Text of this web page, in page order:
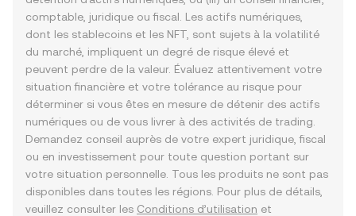
comptable, juridique ou fiscal. Les actifs numériques,
dont les stablecoins et les NFT, sont sujets à la volatilité
du marché, impliquent un degré de risque élevé et
peuvent perdre de la valeur. Évaluez attentivement votre
situation financière et votre tolérance au risque pour
déterminer si vous êtes en mesure de détenir des actifs
numériques ou de vous livrer à des activités de trading.
Demandez conseil auprès de votre expert juridique, fiscal
ou en investissement pour toute question portant sur
votre situation personnelle. Tous les produits ne sont pas
disponibles dans toutes les régions. Pour plus de détails,
veuillez consulter les Conditions d’utilisation et